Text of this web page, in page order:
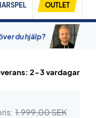
OUTLET
du hjälp?
2-3 vardagar
1.999,00 SEK